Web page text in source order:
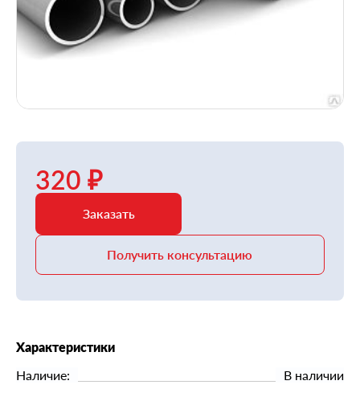
320 ₽
Заказать
Получить консультацию
Характеристики
Наличие:
В наличии